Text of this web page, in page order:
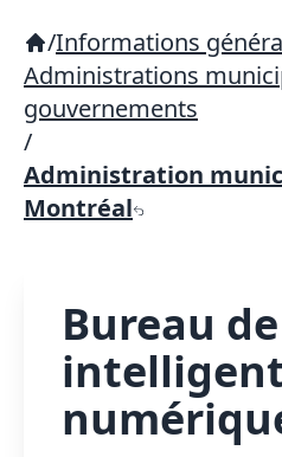
/Informations
Administrations
gouvernements
/
Administration
Montréal
Bureau